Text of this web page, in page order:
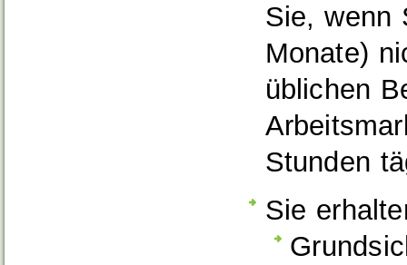
Sie, wenn
Monate)
üblichen
Stunden
Sie